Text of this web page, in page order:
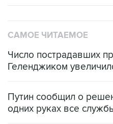
САМОЕ ЧИТАЕМОЕ
Число пострадавших
Геленджиком
Путин сообщил о
одних руках все